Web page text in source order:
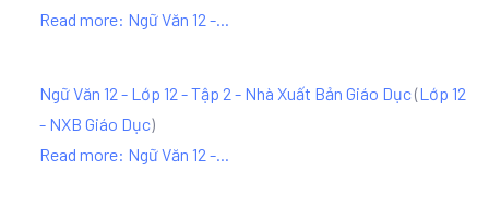
Read more: Ngữ Văn 12 -...
Ngữ Văn 12 - Lớp 12 - Tập 2 - Nhà Xuất Bản Giáo Dục(Lớp 12
- NXB Giáo Dục)
Read more: Ngữ Văn 12 -...